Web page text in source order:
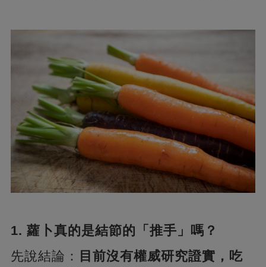
1. 蘿卜真的是結節的「推手」嗎？
先說結論：
目前沒有權威研究證實，吃